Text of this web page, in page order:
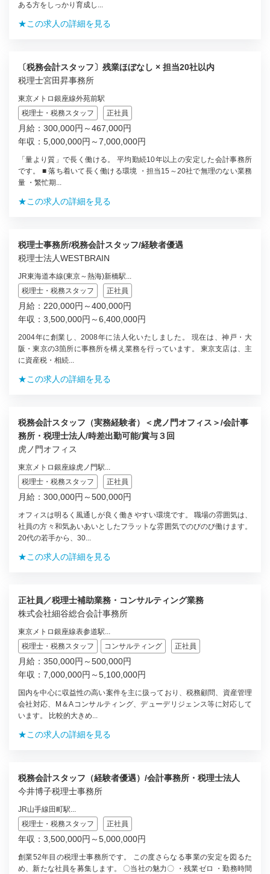
ある方をしっかり育成し...
★この求人の詳細を見る
〔税務会計スタッフ〕残業ほぼなし × 担当20社以内
税理士宮田昇事務所
東京メトロ銀座線外苑前駅
税理士・税務スタッフ
正社員
月給：300,000円～467,000円
年収：5,000,000円～7,000,000円
「量より質」で長く働ける。 平均勤続10年以上の安定した会計事務所
です。 ■ 落ち着いて長く働ける環境 ・担当15～20社で無理のない業務
量 ・繁忙期...
★この求人の詳細を見る
税理士事務所/税務会計スタッフ/経験者優遇
税理士法人WESTBRAIN
JR東海道本線(東京～熱海)新橋駅...
税理士・税務スタッフ
正社員
月給：220,000円～400,000円
年収：3,500,000円～6,400,000円
2004年に創業し、2008年に法人化いたしました。 現在は、神戸・大
阪・東京の3箇所に事務所を構え業務を行っています。 東京支店は、主
に資産税・相続...
★この求人の詳細を見る
税務会計スタッフ（実務経験者）＜虎ノ門オフィス＞/会計事
務所・税理士法人/時差出勤可能/賞与３回
虎ノ門オフィス
東京メトロ銀座線虎ノ門駅...
税理士・税務スタッフ
正社員
月給：300,000円～500,000円
オフィスは明るく風通しが良く働きやすい環境です。 職場の雰囲気は、
社員の方々和気あいあいとしたフラットな雰囲気でのびのび働けます。
20代の若手から、30...
★この求人の詳細を見る
正社員／税理士補助業務・コンサルティング業務
株式会社細谷総合会計事務所
東京メトロ銀座線表参道駅...
税理士・税務スタッフ
コンサルティング 正社員
月給：350,000円～500,000円
年収：7,000,000円～5,100,000円
国内を中心に収益性の高い案件を主に扱っており、税務顧問、資産管理
会社対応、M＆Aコンサルティング、デューデリジェンス等に対応して
います。 比較的大きめ...
★この求人の詳細を見る
税務会計スタッフ（経験者優遇）/会計事務所・税理士法人
今井博子税理士事務所
JR山手線田町駅...
税理士・税務スタッフ
正社員
年収：3,500,000円～5,000,000円
創業52年目の税理士事務所です。 この度さらなる事業の安定を図るた
め、新たな社員を募集します。 〇当社の魅力〇 ・残業ゼロ ・勤務時間